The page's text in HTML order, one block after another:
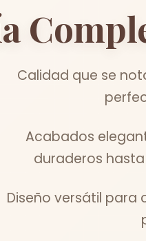
Calidad que se
Acabados
duraderos
Diseño versátil para